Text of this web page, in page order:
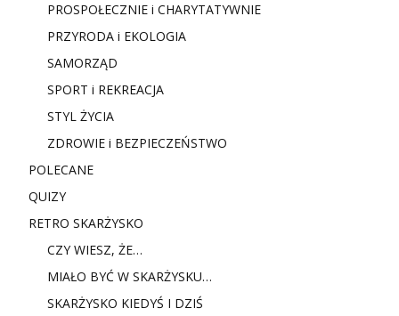
PROSPOŁECZNIE i CHARYTATYWNIE
PRZYRODA i EKOLOGIA
SAMORZĄD
SPORT i REKREACJA
STYL ŻYCIA
ZDROWIE i BEZPIECZEŃSTWO
POLECANE
QUIZY
RETRO SKARŻYSKO
CZY WIESZ, ŻE…
MIAŁO BYĆ W SKARŻYSKU…
SKARŻYSKO KIEDYŚ I DZIŚ